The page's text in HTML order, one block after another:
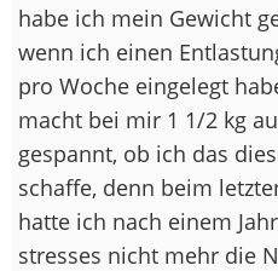
habe ich mein Gewicht
wenn ich einen
pro Woche eingelegt
macht bei mir 1 1/2 kg
gespannt, ob ich das
schaffe, denn beim
hatte ich nach einem
stresses nicht mehr die